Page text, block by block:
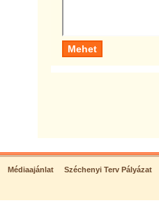
Médiaajánlat Széchenyi Terv Pályázat